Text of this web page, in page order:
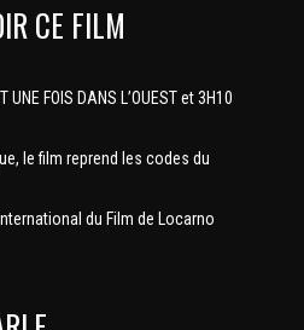
CE FILM
FOIS DANS L’OUEST et 3H10
le film reprend les codes du
du Film de Locarno